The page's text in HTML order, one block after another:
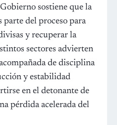
sostiene que la
del proceso para
y recuperar la
sectores advierten
de disciplina
y estabilidad
en el detonante de
pérdida acelerada del